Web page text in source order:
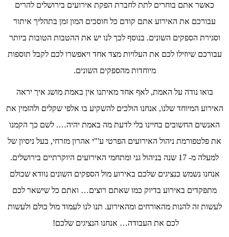
כאשר אתם בוחרים לתת לחברת הפקת אירועים בירושלים להרים
עבורכם את האירוע אתם קודם כל חוסכים המון זמן בתהליך איתור
וסגירת הספקים השונים. בנוסף לכך לנו יש את ההטבות הטובות ביותר
עבורכם שיוזילו לכם את העלויות מצד אחד ויאפשרו לכם לקבל תוספות
מיוחדות מהספקים השונים.
בואו נודה על האמת, לאף אחד מאיתנו אין באמת מושג איך יראה
האירוע המיוחד שלנו, אנחנו הולכים להשקיע בו אלפי שקלים ולהזמין את
האנשים החשובים בחיינו בלי לדעת מה באמת יהיה…. לשם כך הקמנו
את פלטפורמת ניהול האירועים הפרטי ע'"י אהרון מזרחי, בעל ניסיון של
למעלה מ- 17 שנה בניהול גני ומתחמי האירועים היוקרתיים בירושלים.
אנחנו נשמש כנציגים שלכם באירוע מול הספקים השונים נוודא שכולם
מתפקדים באירוע בדיוק כמו שאתם רוצים… ואתם כל שישאר לכם
לעשות זה להנות מהאורחים ומהאירוע. תנו לנו לעמוד מול כולם ולעשות
לכם את העבודה… אנחנו הנציגים שלכם!